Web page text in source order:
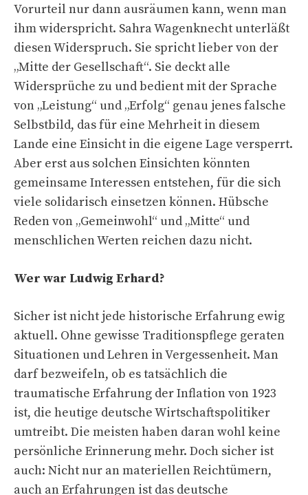
Vorurteil nur dann ausräumen kann, wenn man
ihm widerspricht. Sahra Wagenknecht unterläßt
diesen Widerspruch. Sie spricht lieber von der
„Mitte der Gesellschaft“. Sie deckt alle
Widersprüche zu und bedient mit der Sprache
von „Leistung“ und „Erfolg“ genau jenes falsche
Selbstbild, das für eine Mehrheit in diesem
Lande eine Einsicht in die eigene Lage versperrt.
Aber erst aus solchen Einsichten könnten
gemeinsame Interessen entstehen, für die sich
viele solidarisch einsetzen können. Hübsche
Reden von „Gemeinwohl“ und „Mitte“ und
menschlichen Werten reichen dazu nicht.
Wer war Ludwig Erhard?
Sicher ist nicht jede historische Erfahrung ewig
aktuell. Ohne gewisse Traditionspflege geraten
Situationen und Lehren in Vergessenheit. Man
darf bezweifeln, ob es tatsächlich die
traumatische Erfahrung der Inflation von 1923
ist, die heutige deutsche Wirtschaftspolitiker
umtreibt. Die meisten haben daran wohl keine
persönliche Erinnerung mehr. Doch sicher ist
auch: Nicht nur an materiellen Reichtümern,
auch an Erfahrungen ist das deutsche